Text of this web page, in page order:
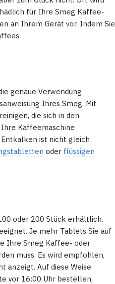
für Ihre Smeg Kaffee-
an Ihrem Gerät vor. Indem Sie
genaue Verwendung
Ihres Smeg. Mit
die sich in den
Kaffeemaschine
ist nicht gleich
oder flüssigen
oder 200 Stück erhältlich.
Je mehr Tablets Sie auf
Ihre Smeg Kaffee- oder
muss. Es wird empfohlen,
anzeigt. Auf diese Weise
vor 16:00 Uhr bestellen,